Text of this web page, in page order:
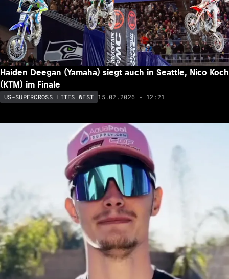
Haiden Deegan (Yamaha) siegt auch in Seattle, Nico Koch
(KTM) im Finale
US-SUPERCROSS LITES WEST 15.02.2026 - 12:21